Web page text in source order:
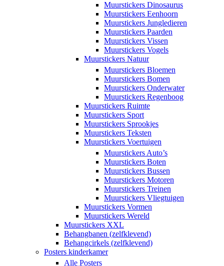
Muurstickers Dinosaurus
Muurstickers Eenhoorn
Muurstickers Jungledieren
Muurstickers Paarden
Muurstickers Vissen
Muurstickers Vogels
Muurstickers Natuur
Muurstickers Bloemen
Muurstickers Bomen
Muurstickers Onderwater
Muurstickers Regenboog
Muurstickers Ruimte
Muurstickers Sport
Muurstickers Sprookjes
Muurstickers Teksten
Muurstickers Voertuigen
Muurstickers Auto’s
Muurstickers Boten
Muurstickers Bussen
Muurstickers Motoren
Muurstickers Treinen
Muurstickers Vliegtuigen
Muurstickers Vormen
Muurstickers Wereld
Muurstickers XXL
Behangbanen (zelfklevend)
Behangcirkels (zelfklevend)
Posters kinderkamer
Alle Posters